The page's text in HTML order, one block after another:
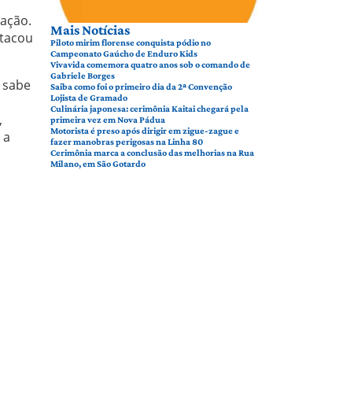
Mais Notícias
Piloto mirim florense conquista pódio no
Campeonato Gaúcho de Enduro Kids
Vivavida comemora quatro anos sob o comando de
Gabriele Borges
Saiba como foi o primeiro dia da 2ª Convenção
Lojista de Gramado
Culinária japonesa: cerimônia Kaitai chegará pela
primeira vez em Nova Pádua
Motorista é preso após dirigir em zigue-zague e
fazer manobras perigosas na Linha 80
Cerimônia marca a conclusão das melhorias na Rua
Milano, em São Gotardo